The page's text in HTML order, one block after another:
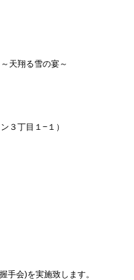
天翔る雪の宴～
３丁目１−１）
会)を実施致します。